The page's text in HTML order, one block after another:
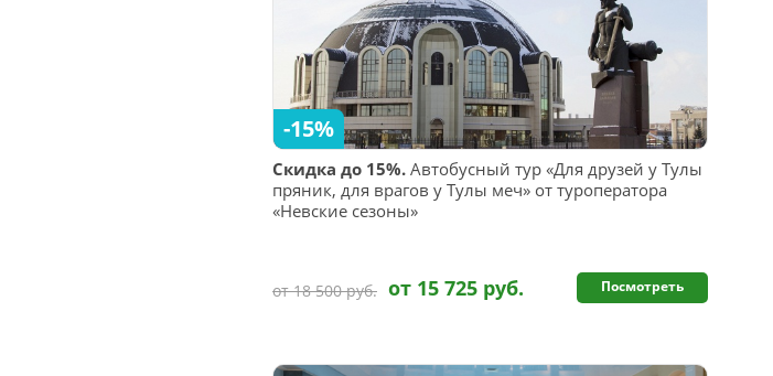
Скидка до 15%. Автобусный тур «Для друзей у Тулы
пряник, для врагов у Тулы меч» от туроператора
«Невские сезоны»
-15%
от 18 500 руб. от 15 725 руб. Посмотреть